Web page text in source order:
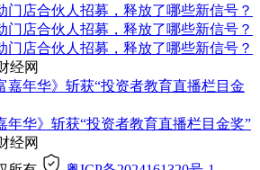
经网
年华》斩获“投资者教育直播栏目金奖”
经网